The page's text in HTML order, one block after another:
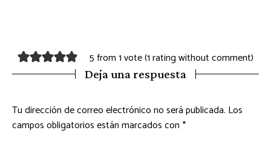
5 from 1 vote (1 rating without comment)
Deja una respuesta
Tu dirección de correo electrónico no será publicada. Los
campos obligatorios están marcados con*